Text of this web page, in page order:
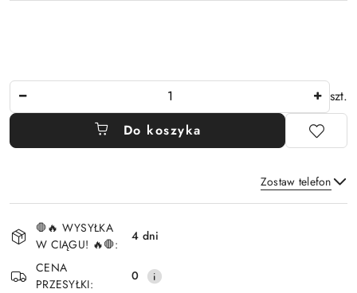
szt.
Do koszyka
Zostaw telefon
Dostępność
i
dostawa
🛑🔥 WYSYŁKA
W CIĄGU! 🔥🛑:
4 dni
CENA
PRZESYŁKI:
0